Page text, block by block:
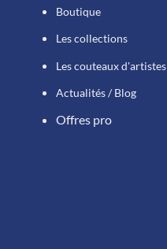
Boutique
Les collections
Les couteaux d'artistes
Actualités / Blog
Offres pro